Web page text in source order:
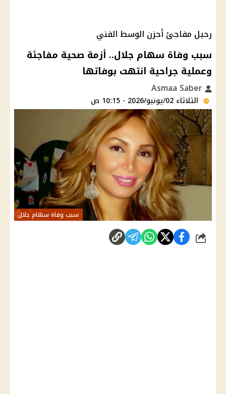
رحيل مفاجئ أحزن الوسط الفني
سبب وفاة سهام جلال.. أزمة صحية مفاجئة
وعملية جراحية انتهت بوفاتها
الثلاثاء 02/يونيو/2026 - 10:15 ص
سبب وفاة سهام جلال
شارك